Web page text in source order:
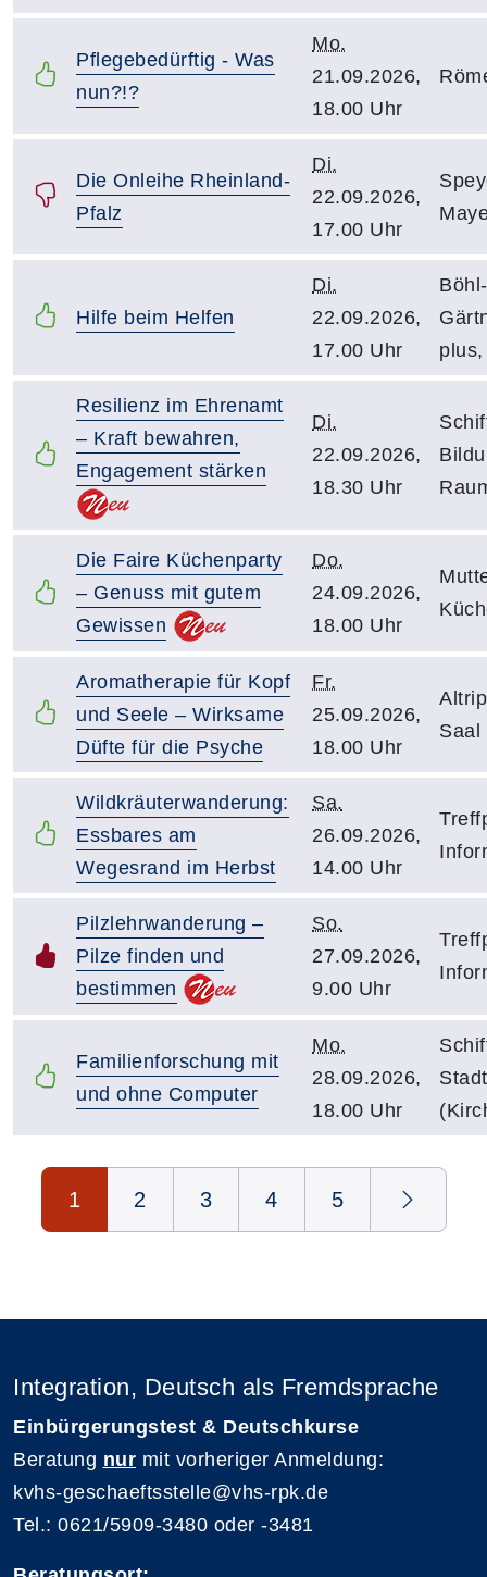
Pflegebedürftig - Was
nun?!?
Mo.
21.09.2026,
18.00 Uhr
Die Onleihe Rheinland-
Pfalz
Di.
22.09.2026,
17.00 Uhr
Hilfe beim Helfen
Di.
22.09.2026,
17.00 Uhr
Resilienz im Ehrenamt
– Kraft bewahren,
Engagement stärken
Di.
22.09.2026,
18.30 Uhr
Die Faire Küchenparty
– Genuss mit gutem
Gewissen
Do.
24.09.2026,
18.00 Uhr
Aromatherapie für Kopf
und Seele – Wirksame
Düfte für die Psyche
Fr.
25.09.2026,
18.00 Uhr
Saal
Wildkräuterwanderung:
Essbares am
Wegesrand im Herbst
Sa.
26.09.2026,
14.00 Uhr
Pilzlehrwanderung –
Pilze finden und
bestimmen
So.
27.09.2026,
9.00 Uhr
Familienforschung mit
und ohne Computer
Mo.
28.09.2026,
18.00 Uhr
1 2 3 4 5
Integration, Deutsch als Fremdsprache
Einbürgerungstest & Deutschkurse
Beratung nur mit vorheriger Anmeldung:
kvhs-geschaeftsstelle@vhs-rpk.de
Tel.: 0621/5909-3480 oder -3481